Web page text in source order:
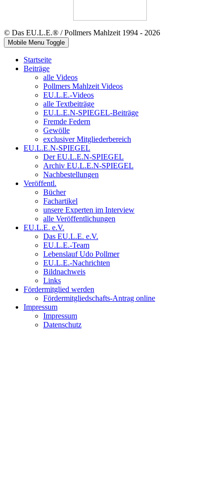
© Das EU.L.E.® / Pollmers Mahlzeit 1994 - 2026
Mobile Menu Toggle
Startseite
Beiträge
alle Videos
Pollmers Mahlzeit Videos
EU.L.E.-Videos
alle Textbeiträge
EU.L.E.N-SPIEGEL-Beiträge
Fremde Federn
Gewölle
exclusiver Mitgliederbereich
EU.L.E.N-SPIEGEL
Der EU.L.E.N-SPIEGEL
Archiv EU.L.E.N-SPIEGEL
Nachbestellungen
Veröffentl.
Bücher
Fachartikel
unsere Experten im Interview
alle Veröffentlichungen
EU.L.E. e.V.
Das EU.L.E. e.V.
EU.L.E.-Team
Lebenslauf Udo Pollmer
EU.L.E.-Nachrichten
Bildnachweis
Links
Fördermitglied werden
Fördermitgliedschafts-Antrag online
Impressum
Impressum
Datenschutz